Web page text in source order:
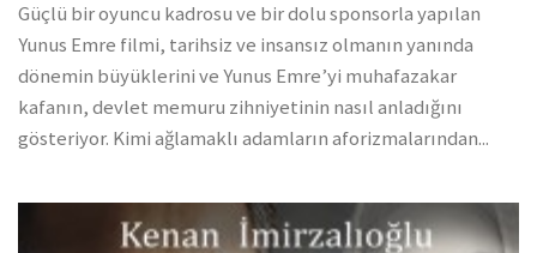
Güçlü bir oyuncu kadrosu ve bir dolu sponsorla yapılan
Yunus Emre filmi, tarihsiz ve insansız olmanın yanında
dönemin büyüklerini ve Yunus Emre’yi muhafazakar
kafanın, devlet memuru zihniyetinin nasıl anladığını
gösteriyor. Kimi ağlamaklı adamların aforizmalarından...